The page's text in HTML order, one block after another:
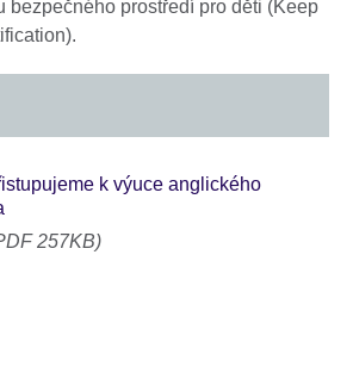
bezpečného prostředí pro děti (Keep
k výuce anglického
257KB)